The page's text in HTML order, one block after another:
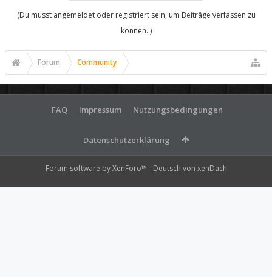
(Du musst angemeldet oder registriert sein, um Beiträge verfassen zu
können. )
Forum Community
FAQ Impressum Nutzungsbedingungen
Datenschutzerklärung
Forum software by XenForo™ - Deutsch von xenDach